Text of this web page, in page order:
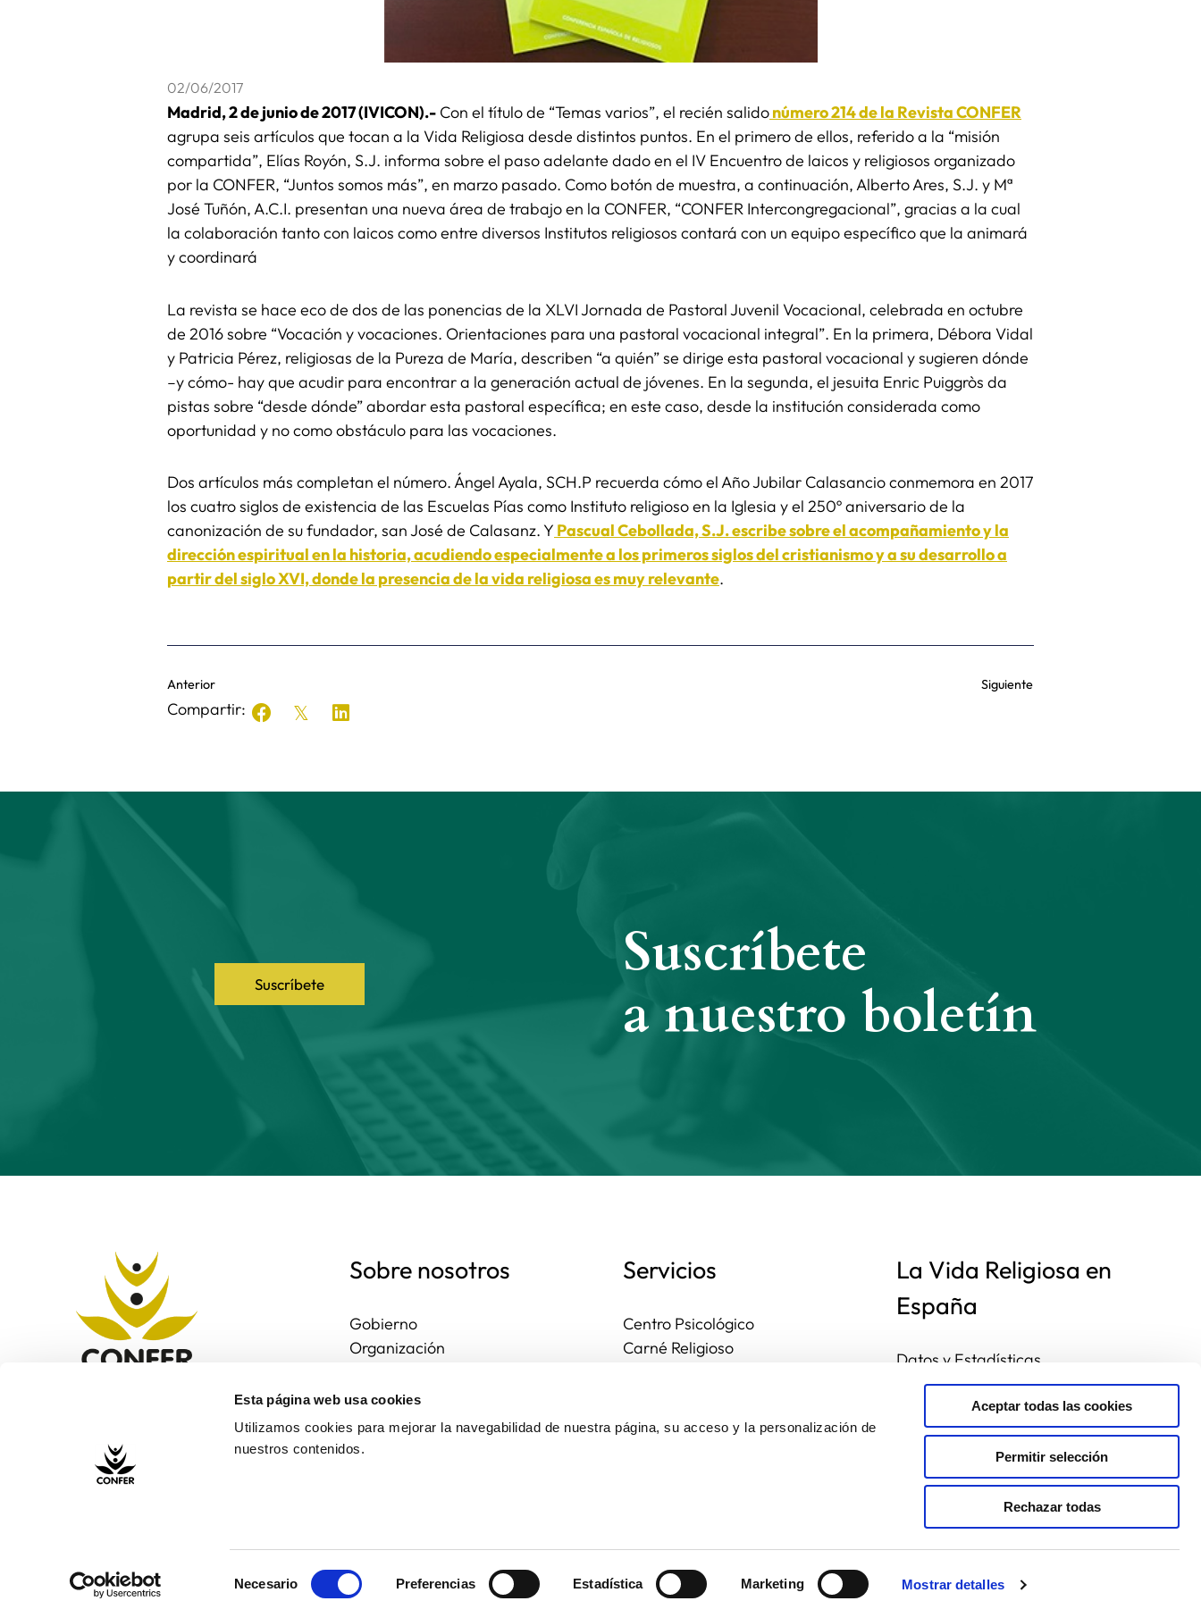
Esta página web usa cookies
Utilizamos cookies para mejorar la navegabilidad de nuestra página, su acceso y la personalización de
nuestros contenidos.
Necesario Preferencias Estadística Marketing Mostrar detalles
Aceptar todas las cookies
Permitir selección
Rechazar todas
02/06/2017
Madrid, 2 de junio de 2017 (IVICON).- Con el título de “Temas varios”, el recién salidonúmero 214 de la Revista CONFER
agrupa seis artículos que tocan a la Vida Religiosa desde distintos puntos. En el primero de ellos, referido a la “misión
compartida”, Elías Royón, S.J. informa sobre el paso adelante dado en el IV Encuentro de laicos y religiosos organizado
por la CONFER, “Juntos somos más”, en marzo pasado. Como botón de muestra, a continuación, Alberto Ares, S.J. y Mª
José Tuñón, A.C.I. presentan una nueva área de trabajo en la CONFER, “CONFER Intercongregacional”, gracias a la cual
la colaboración tanto con laicos como entre diversos Institutos religiosos contará con un equipo específico que la animará
y coordinará
La revista se hace eco de dos de las ponencias de la XLVI Jornada de Pastoral Juvenil Vocacional, celebrada en octubre
de 2016 sobre “Vocación y vocaciones. Orientaciones para una pastoral vocacional integral”. En la primera, Débora Vidal
y Patricia Pérez, religiosas de la Pureza de María, describen “a quién” se dirige esta pastoral vocacional y sugieren dónde
–y cómo- hay que acudir para encontrar a la generación actual de jóvenes. En la segunda, el jesuita Enric Puiggròs da
pistas sobre “desde dónde” abordar esta pastoral específica; en este caso, desde la institución considerada como
oportunidad y no como obstáculo para las vocaciones.
Dos artículos más completan el número. Ángel Ayala, SCH.P recuerda cómo el Año Jubilar Calasancio conmemora en 2017
los cuatro siglos de existencia de las Escuelas Pías como Instituto religioso en la Iglesia y el 250º aniversario de la
canonización de su fundador, san José de Calasanz. Y Pascual Cebollada, S.J. escribe sobre el acompañamiento y la
dirección espiritual en la historia, acudiendo especialmente a los primeros siglos del cristianismo y a su desarrollo a
partir del siglo XVI, donde la presencia de la vida religiosa es muy relevante.
Anterior Siguiente
Compartir:
Suscríbete
Suscríbete
a nuestro boletín
Sobre nosotros
Gobierno
Organización
Entornos seguros
Contacto
Servicios
Centro Psicológico
Carné Religioso
Actividades
La Vida Religiosa en
España
Datos y Estadísticas
Preguntas frecuentes
Mapa de congregaciones
Aviso legal Política de privacidad Política de cookies Hecho con por